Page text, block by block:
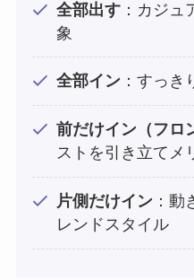
全部出す：カジュ
象
全部イン：すっき
前だけイン（フロ
ストを引き立てメ
片側だけイン：動
レンドスタイル